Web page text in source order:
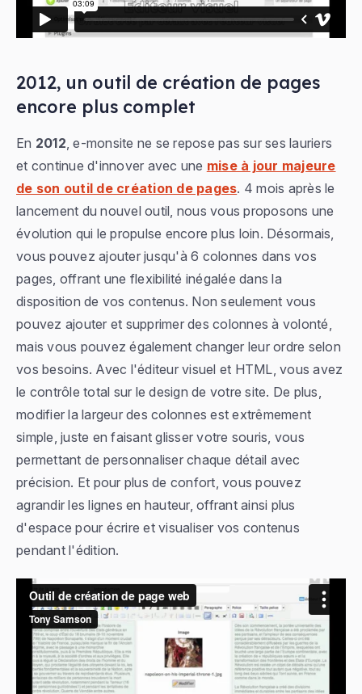
2012, un outil de création de pages
encore plus complet
En 2012, e-monsite ne se repose pas sur ses lauriers
et continue d'innover avec une mise à jour majeure
de son outil de création de pages. 4 mois après le
lancement du nouvel outil, nous vous proposons une
évolution qui le propulse encore plus loin. Désormais,
vous pouvez ajouter jusqu'à 6 colonnes dans vos
pages, offrant une flexibilité inégalée dans la
disposition de vos contenus. Non seulement vous
pouvez ajouter et supprimer des colonnes à volonté,
mais vous pouvez également changer leur ordre selon
vos besoins. Avec l'éditeur visuel et HTML, vous avez
le contrôle total sur le design de votre site. De plus,
modifier la largeur des colonnes est extrêmement
simple, juste en faisant glisser votre souris, vous
permettant de personnaliser chaque détail avec
précision. Et pour plus de confort, vous pouvez
agrandir les lignes en hauteur, offrant ainsi plus
d'espace pour écrire et visualiser vos contenus
pendant l'édition.